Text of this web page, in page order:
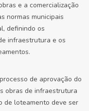
e a comercialização
normas municipais
definindo os
infraestrutura e os
de aprovação do
obras de infraestrutura
de loteamento deve ser